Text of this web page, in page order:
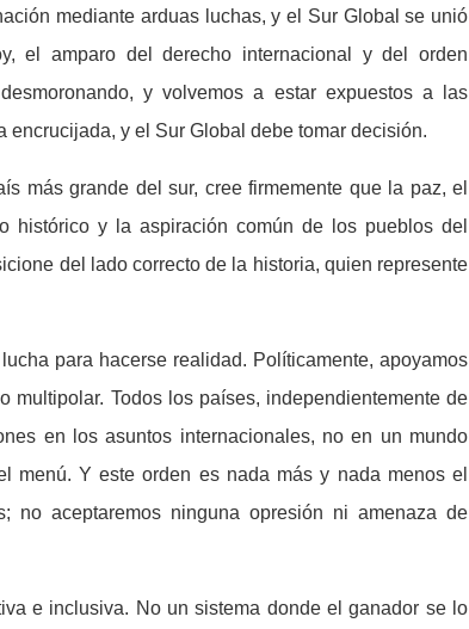
mediante arduas luchas, y el Sur Global se unió
el amparo del derecho internacional y del orden
y volvemos a estar expuestos a las
y el Sur Global debe tomar decisión.
ís más grande del sur, cree firmemente que la paz, el
histórico y la aspiración común de los pueblos del
del lado correcto de la historia, quien represente
para hacerse realidad. Pol íticamente, apoyamos
multipolar. Todos los países, independientemente de
en los asuntos internacionales, no en un mundo
menú. Y este orden es nada más y nada menos el
no aceptaremos ninguna opresión ni amenaza de
e inclusiva. No un sistema donde el ganador se lo